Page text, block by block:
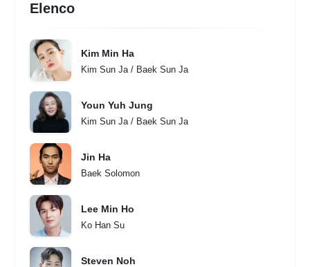
Elenco
Kim Min Ha
Kim Sun Ja / Baek Sun Ja
Youn Yuh Jung
Kim Sun Ja / Baek Sun Ja
Jin Ha
Baek Solomon
Lee Min Ho
Ko Han Su
Steven Noh